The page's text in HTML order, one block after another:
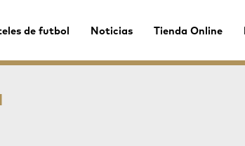
de futbol Noticias Tienda Online